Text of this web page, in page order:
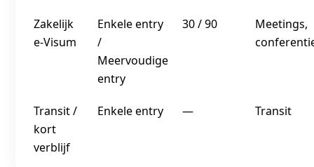
Zakelijk
e‑Visum
Enkele entry
/
Meervoudige
entry
30 / 90
Meetings,
Transit /
kort
verblijf
Enkele entry — Transit